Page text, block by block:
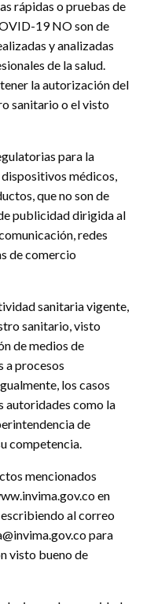
rápidas o pruebas de
19 NO son de
y analizadas
de la salud.
la autorización del
sanitario o el visto
para la
médicos,
que no son de
publicidad dirigida al
redes
de comercio
sanitaria vigente,
sanitario, visto
de medios de
a procesos
los casos
autoridades como la
de
competencia.
mencionados
en
al correo
para
visto bueno de